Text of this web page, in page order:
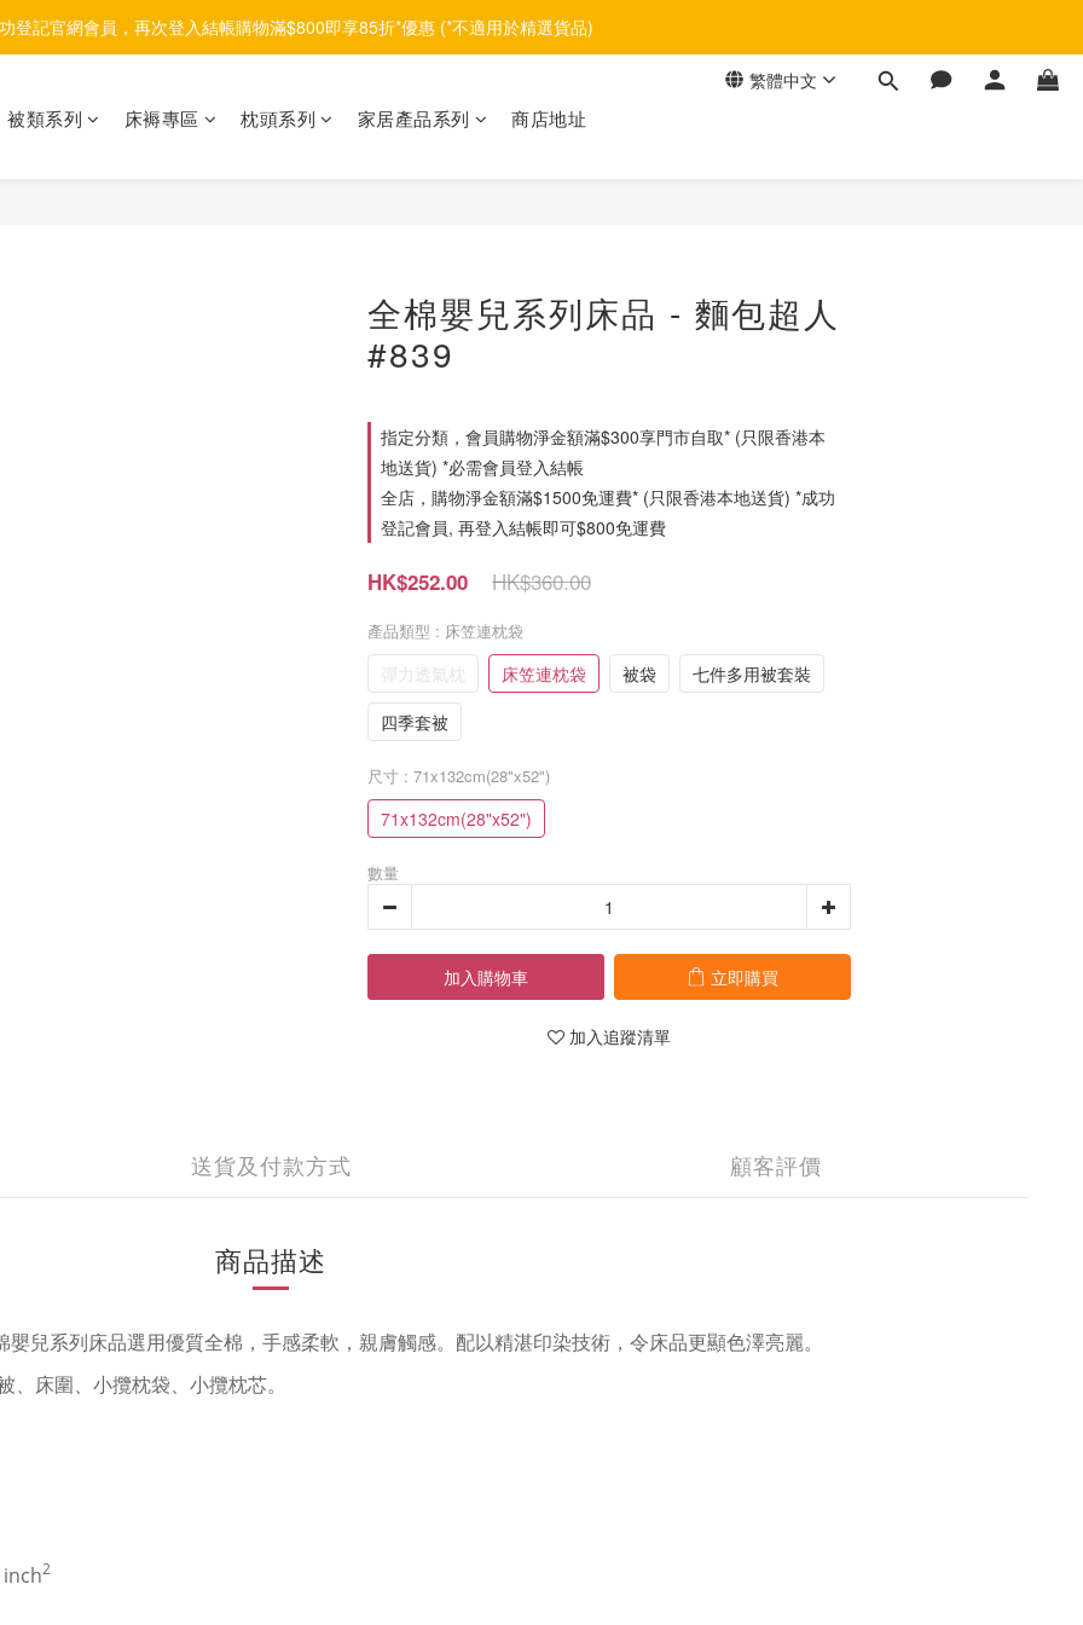
登記官網會員，再次登入結帳購物滿$800即享85折*優惠 (*不適用於精選貨品)
繁體中文
被類系列 床褥專區 枕頭系列 家居產品系列 商店地址
全棉嬰兒系列床品 - 麵包超人
#839
指定分類，會員購物淨金額滿$300享門市自取* (只限香港本
地送貨) *必需會員登入結帳
全店，購物淨金額滿$1500免運費* (只限香港本地送貨) *成功
登記會員, 再登入結帳即可$800免運費
HK$360.00
HK$252.00
產品類型 : 床笠連枕袋
彈力透氣枕 床笠連枕袋 被袋
七件多用被套裝
四季套被
尺寸 : 71x132cm(28"x52")
71x132cm(28"x52")
數量
加入購物車 立即購買
加入追蹤清單
送貨及付款方式 顧客評價
商品描述
兒系列床品選用優質全棉，手感柔軟，親膚觸感。配以精湛印染技術，令床品更顯色澤亮麗。
床圍、小攬枕袋、小攬枕芯。
2